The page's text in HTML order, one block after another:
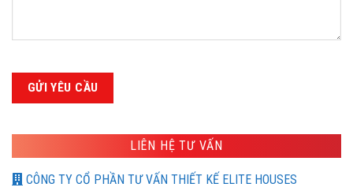
LIÊN HỆ TƯ VẤN
CÔNG TY CỔ PHẦN TƯ VẤN THIẾT KẾ ELITE HOUSES